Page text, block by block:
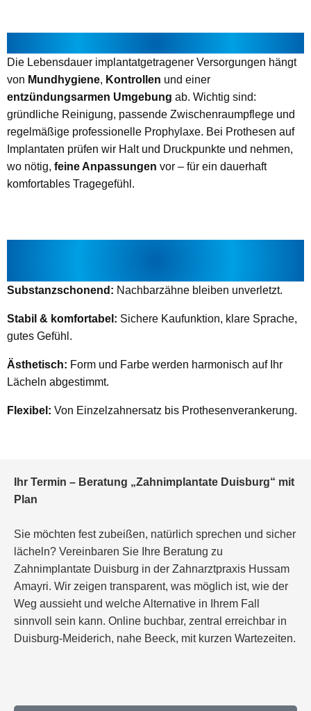
Die Lebensdauer implantatgetragener Versorgungen hängt
von Mundhygiene, Kontrollen und einer
entzündungsarmen Umgebung ab. Wichtig sind:
gründliche Reinigung, passende Zwischenraumpflege und
regelmäßige professionelle Prophylaxe. Bei Prothesen auf
Implantaten prüfen wir Halt und Druckpunkte und nehmen,
wo nötig, feine Anpassungen vor – für ein dauerhaft
komfortables Tragegefühl.
Substanzschonend: Nachbarzähne bleiben unverletzt.
Stabil & komfortabel: Sichere Kaufunktion, klare Sprache,
gutes Gefühl.
Ästhetisch: Form und Farbe werden harmonisch auf Ihr
Lächeln abgestimmt.
Flexibel: Von Einzelzahnersatz bis Prothesenverankerung.
Ihr Termin – Beratung „Zahnimplantate Duisburg“ mit
Plan
Sie möchten fest zubeißen, natürlich sprechen und sicher
lächeln? Vereinbaren Sie Ihre Beratung zu
Zahnimplantate Duisburg in der Zahnarztpraxis Hussam
Amayri. Wir zeigen transparent, was möglich ist, wie der
Weg aussieht und welche Alternative in Ihrem Fall
sinnvoll sein kann. Online buchbar, zentral erreichbar in
Duisburg-Meiderich, nahe Beeck, mit kurzen Wartezeiten.